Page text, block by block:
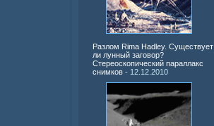
Разлом Rima Hadley. Существует
ли лунный заговор?
Стереоскопический параллакс
снимков - 12.12.2010